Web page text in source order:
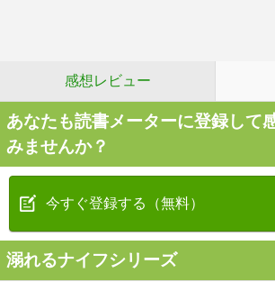
感想レビュー
あなたも読書メーターに登録して
みませんか？
今すぐ登録する（無料）
溺れるナイフシリーズ